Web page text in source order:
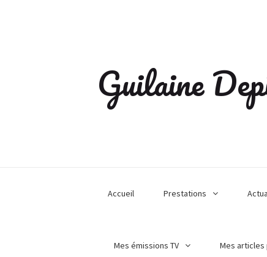
Guilaine
Accueil Prestations
Mes émissions TV Mes articles